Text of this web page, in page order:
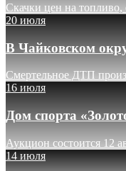
Скачки цен на топливо,
20 июля
В Чайковском
Смертельное ДТП
16 июля
Дом спорта
Аукцион состоится 12
14 июля